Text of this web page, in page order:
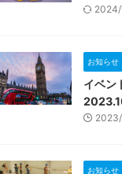
お知らせ
イベン
お知らせ